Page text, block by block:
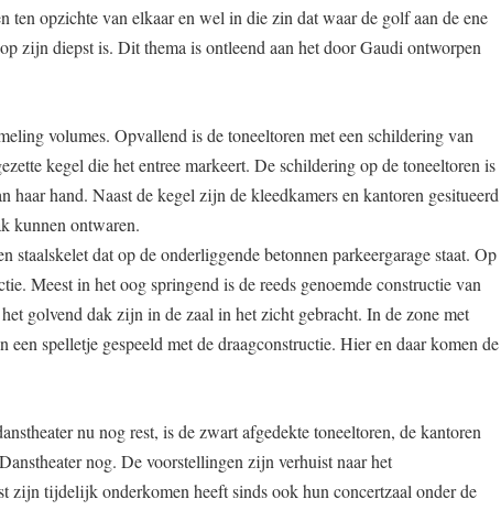
ten opzichte van elkaar en wel in die zin dat waar de golf aan de ene
zijn diepst is. Dit thema is ontleend aan het door Gaudi ontworpen
volumes. Opvallend is de toneeltoren met een schildering van
kegel die het entree markeert. De schildering op de toneeltoren is
hand. Naast de kegel zijn de kleedkamers en kantoren gesitueerd
kunnen ontwaren.
staalskelet dat op de onderliggende betonnen parkeergarage staat. Op
Meest in het oog springend is de reeds genoemde constructie van
golvend dak zijn in de zaal in het zicht gebracht. In de zone met
spelletje gespeeld met de draagconstructie. Hier en daar komen de
nu nog rest, is de zwart afgedekte toneeltoren, de kantoren
nog. De voorstellingen zijn verhuist naar het
zijn tijdelijk onderkomen heeft sinds ook hun concertzaal onder de